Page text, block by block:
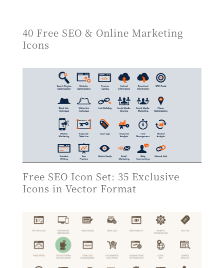
40 Free SEO & Online Marketing
Icons
Free SEO Icon Set: 35 Exclusive
Icons in Vector Format